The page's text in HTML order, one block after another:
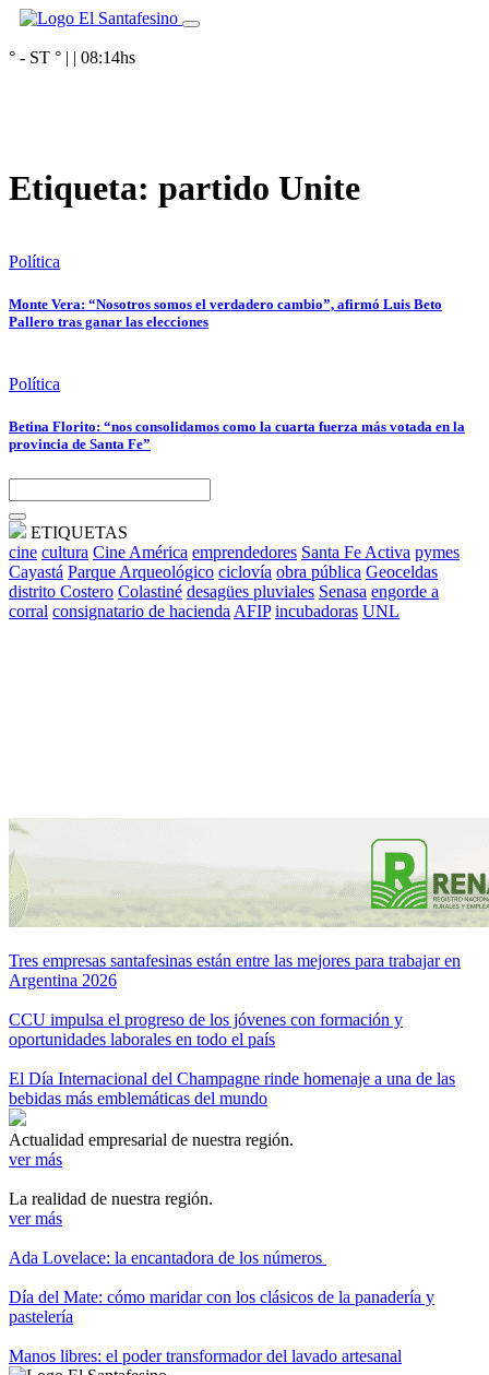
° - ST ° | | 08:14hs
Etiqueta: partido Unite
Política
Monte Vera: “Nosotros somos el verdadero cambio”, afirmó Luis Beto
Pallero tras ganar las elecciones
Política
Betina Florito: “nos consolidamos como la cuarta fuerza más votada en la
provincia de Santa Fe”
ETIQUETAS
cine cultura Cine América emprendedores Santa Fe Activa pymes
Cayastá Parque Arqueológico ciclovía obra pública Geoceldas
distrito Costero Colastiné desagües pluviales Senasa engorde a
corral consignatario de hacienda AFIP incubadoras UNL
Tres empresas santafesinas están entre las mejores para trabajar en
Argentina 2026
CCU impulsa el progreso de los jóvenes con formación y
oportunidades laborales en todo el país
El Día Internacional del Champagne rinde homenaje a una de las
bebidas más emblemáticas del mundo
Actualidad empresarial de nuestra región.
ver más
La realidad de nuestra región.
ver más
Ada Lovelace: la encantadora de los números
Día del Mate: cómo maridar con los clásicos de la panadería y
pastelería
Manos libres: el poder transformador del lavado artesanal